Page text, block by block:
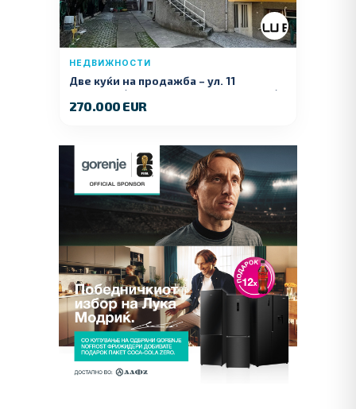
НЕДВИЖНОСТИ
Две куќи на продажба – ул. 11
Ноември (Наспроти Селман Туризам)
270.000 EUR